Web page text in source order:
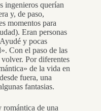
ingenieros querían
y, de paso,
momentos para
Eran personas
y pocas
Con el paso de las
volver. Por diferentes
de la vida en
fuera, una
fantasias.
de una